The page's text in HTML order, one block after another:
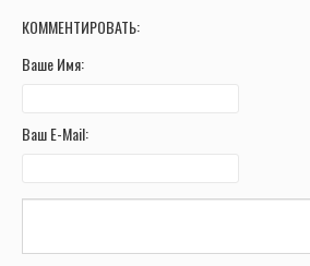
КОММЕНТИРОВАТЬ:
Ваше Имя:
Ваш E-Mail: